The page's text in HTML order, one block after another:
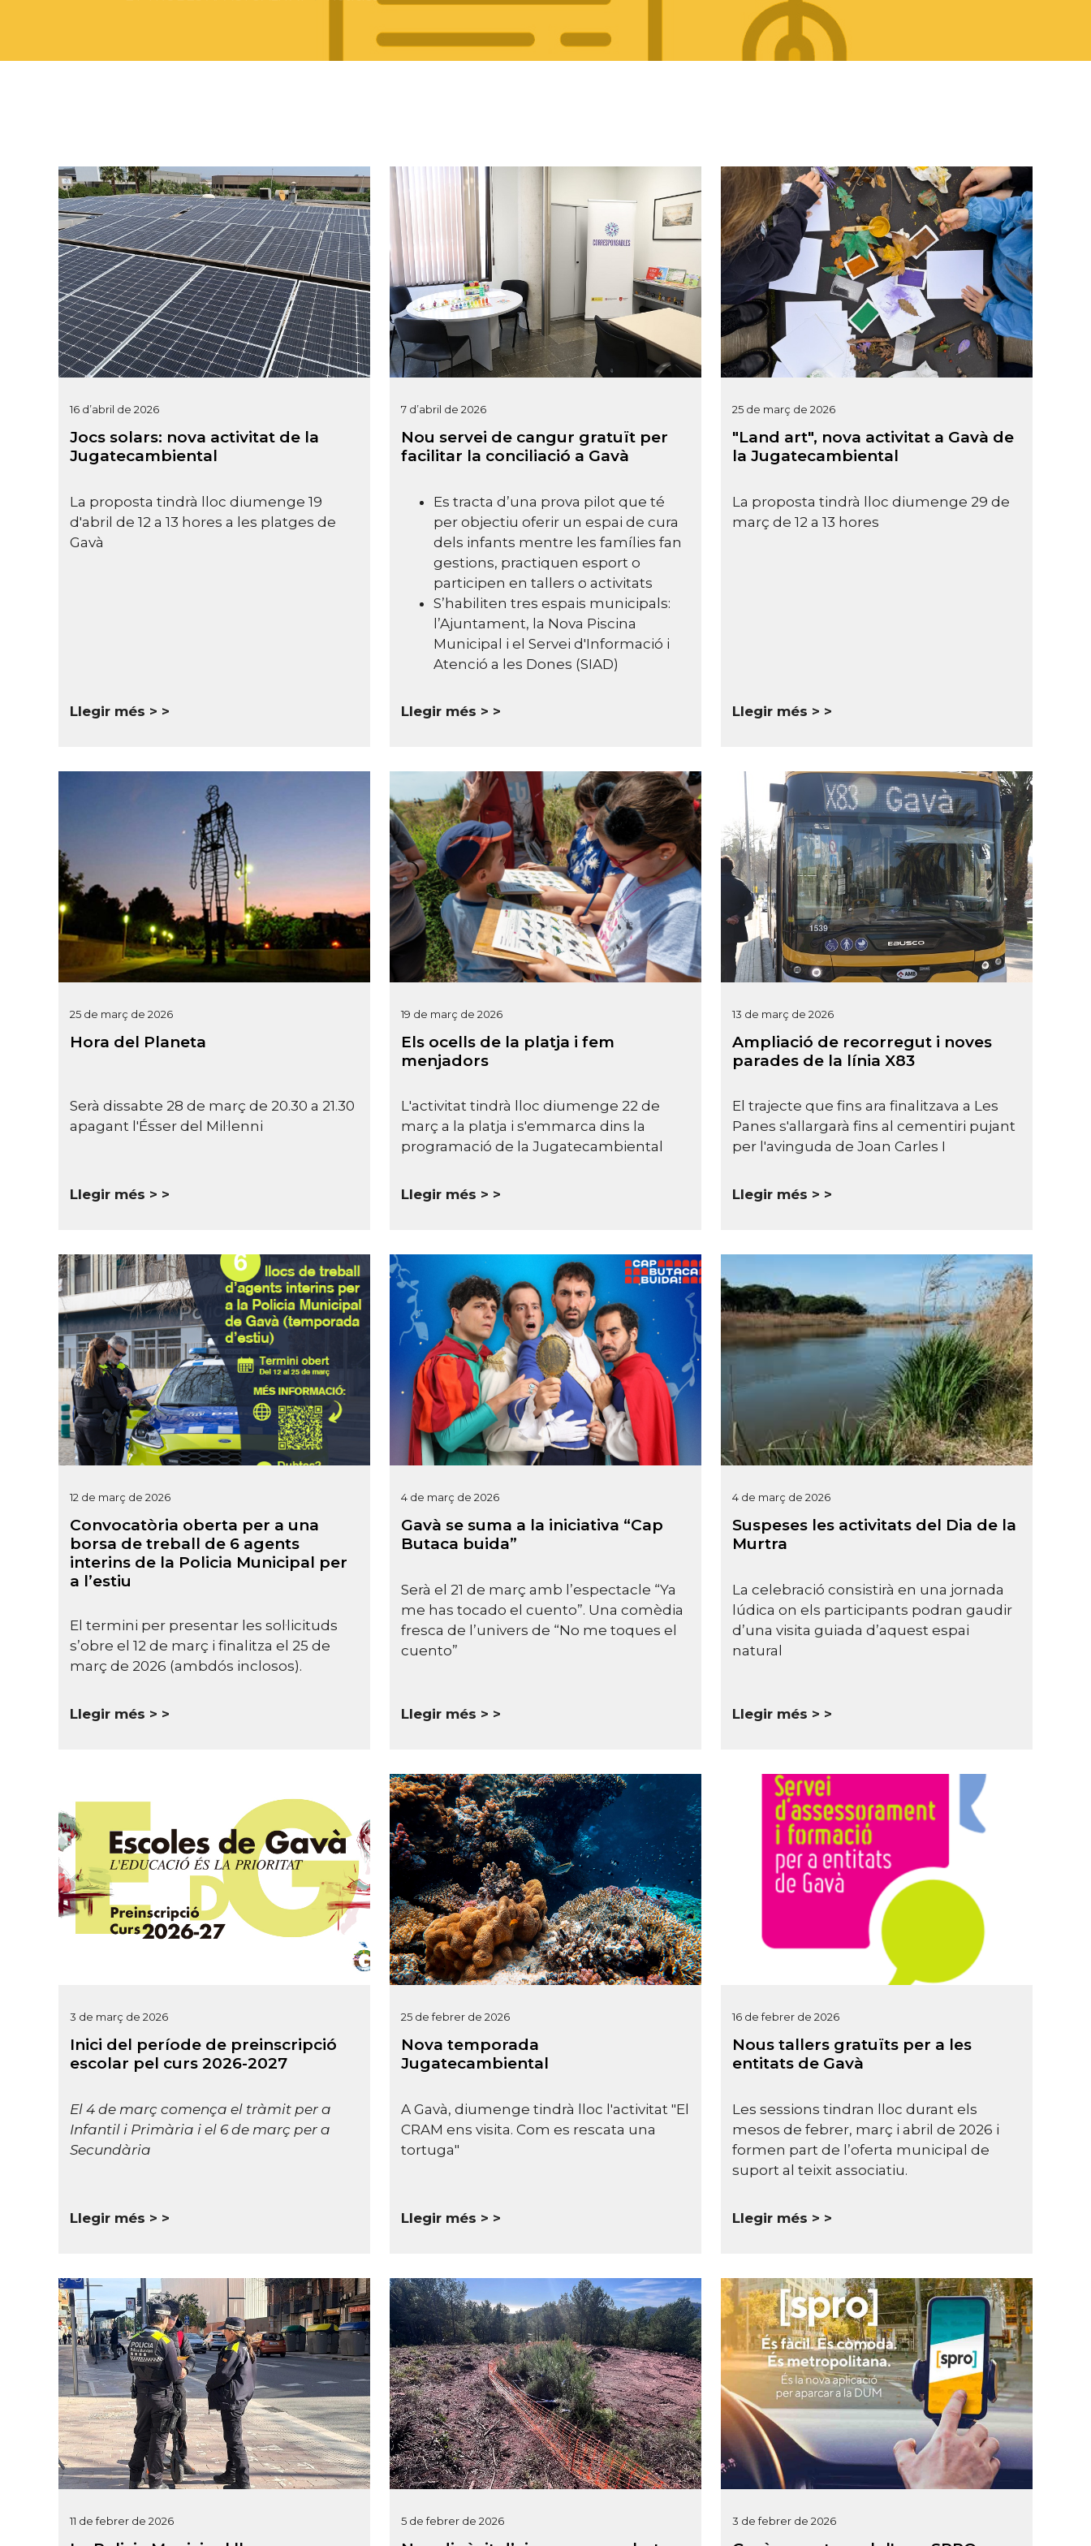
16 d’abril de 2026
Jocs solars: nova activitat de la
Jugatecambiental
La proposta tindrà lloc diumenge 19
d'abril de 12 a 13 hores a les platges de
Gavà
Llegir més >
7 d’abril de 2026
Nou servei de cangur gratuït per
facilitar la conciliació a Gavà
Es tracta d’una prova pilot que té
per objectiu oferir un espai de cura
dels infants mentre les famílies fan
gestions, practiquen esport o
participen en tallers o activitats
S’habiliten tres espais municipals:
l’Ajuntament, la Nova Piscina
Municipal i el Servei d'Informació i
Atenció a les Dones (SIAD)
Llegir més >
25 de març de 2026
"Land art", nova activitat a Gavà de
la Jugatecambiental
La proposta tindrà lloc diumenge 29 de
març de 12 a 13 hores
Llegir més >
25 de març de 2026
Hora del Planeta
Serà dissabte 28 de març de 20.30 a 21.30
apagant l'Ésser del Mil·lenni
Llegir més >
19 de març de 2026
Els ocells de la platja i fem
menjadors
L'activitat tindrà lloc diumenge 22 de
març a la platja i s'emmarca dins la
programació de la Jugatecambiental
Llegir més >
13 de març de 2026
Ampliació de recorregut i noves
parades de la línia X83
El trajecte que fins ara finalitzava a Les
Panes s'allargarà fins al cementiri pujant
per l'avinguda de Joan Carles I
Llegir més >
12 de març de 2026
Convocatòria oberta per a una
borsa de treball de 6 agents
interins de la Policia Municipal per
a l’estiu
El termini per presentar les sol·licituds
s’obre el 12 de març i finalitza el 25 de
març de 2026 (ambdós inclosos).
Llegir més >
4 de març de 2026
Gavà se suma a la iniciativa “Cap
Butaca buida”
Serà el 21 de març amb l’espectacle “Ya
me has tocado el cuento”. Una comèdia
fresca de l’univers de “No me toques el
cuento”
Llegir més >
4 de març de 2026
Suspeses les activitats del Dia de la
Murtra
La celebració consistirà en una jornada
lúdica on els participants podran gaudir
d’una visita guiada d’aquest espai
natural
Llegir més >
3 de març de 2026
Inici del període de preinscripció
escolar pel curs 2026-2027
El 4 de març comença el tràmit per a
Infantil i Primària i el 6 de març per a
Secundària
Llegir més >
25 de febrer de 2026
Nova temporada
Jugatecambiental
A Gavà, diumenge tindrà lloc l'activitat "El
CRAM ens visita. Com es rescata una
tortuga"
Llegir més >
16 de febrer de 2026
Nous tallers gratuïts per a les
entitats de Gavà
Les sessions tindran lloc durant els
mesos de febrer, març i abril de 2026 i
formen part de l’oferta municipal de
suport al teixit associatiu.
Llegir més >
11 de febrer de 2026 5 de febrer de 2026 3 de febrer de 2026